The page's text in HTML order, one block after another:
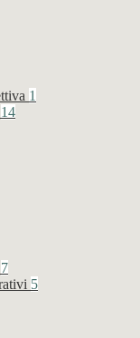
1
14
7
5